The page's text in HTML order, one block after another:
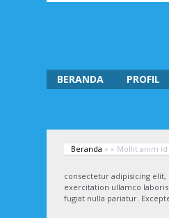
BERANDA PROFIL
Beranda » » Mollit anim
consectetur adipisicing
exercitation ullamco
fugiat nulla pariatur.